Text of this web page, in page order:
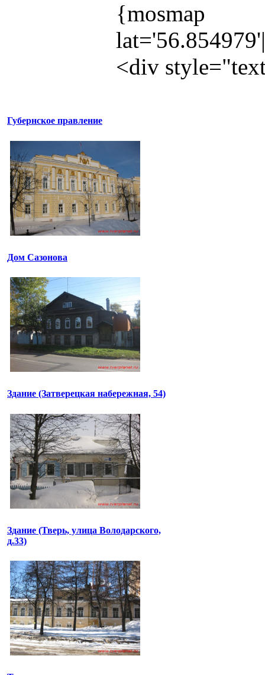
{mosmap
<div
Губернское правление
Дом Сазонова
Здание (Затверецкая набережная, 54)
Здание (Тверь, улица Володарского,
д.33)